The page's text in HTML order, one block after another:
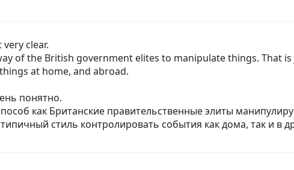
clear.
of the British government elites to manipulate things. That
at home, and abroad.
понятно.
как Британские правительственные элиты
стиль контролировать события как дома, так и в